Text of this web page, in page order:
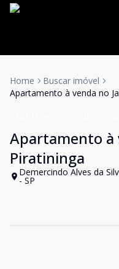
Home
Buscar imóvel
Apartamento à venda no
Apartamento à
Piratininga
Demercindo Alves da
- SP